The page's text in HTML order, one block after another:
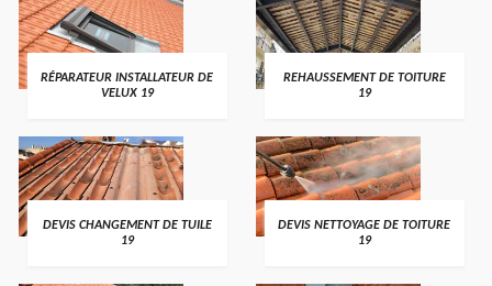
RÉPARATEUR INSTALLATEUR DE
VELUX 19
REHAUSSEMENT DE TOITURE
19
DEVIS CHANGEMENT DE TUILE
19
DEVIS NETTOYAGE DE TOITURE
19